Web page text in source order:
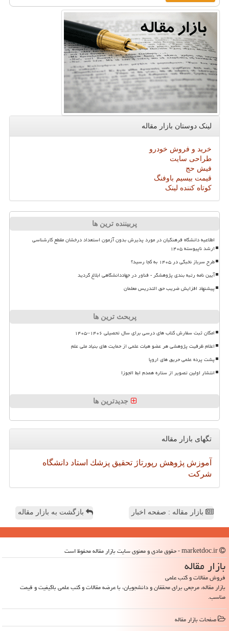
لینک دوستان بازار مقاله
خرید و فروش خودرو
طراحی سایت
فیش حج
قیمت بیسیم باوفنگ
کوتاه کننده لینک
پربیننده ترین ها
اطلاعیه دانشگاه فرهنگیان در مورد پذیرش بدون آزمون استعداد درخشان مقطع کارشناسی
ارشد ناپیوسته ۱۴۰۵
طرح سرباز نخبگی در ۱۴۰۵ به کجا رسید؟
آیین نامه رتبه بندی پژوهشگر - فناور در جهاددانشگاهی ابلاغ گردید
پیشنهاد افزایش ضریب حق التدریس معلمان
پربحث ترین ها
امکان ثبت سفارش کتاب های درسی برای سال تحصیلی ۱۴۰۶–۱۴۰۵
اعلام ظرفیت پژوهشی هر عضو هیات علمی از حمایت های بنیاد ملی علم
پشت پرده علمی حریق های اروپا
انتشار اولین تصویر از ستاره همدم ابط الجوزا
جدیدترین ها
تگهای بازار مقاله
آموزش پژوهش رپورتاژ تحقیق پزشك استاد دانشگاه
شركت
بازار مقاله : صفحه اخبار بازگشت به بازار مقاله
بازار مقاله
فروش مقالات و کتب علمی
بازار مقاله، مرجعی برای محققان و دانشجویان، با عرضه مقالات و کتب علمی باکیفیت و قیمت
مناسب.
صفحات بازار مقاله